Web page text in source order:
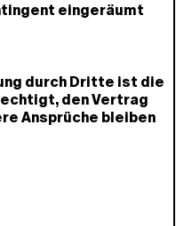
eingeräumt
durch Dritte ist die
den Vertrag
Ansprüche bleiben